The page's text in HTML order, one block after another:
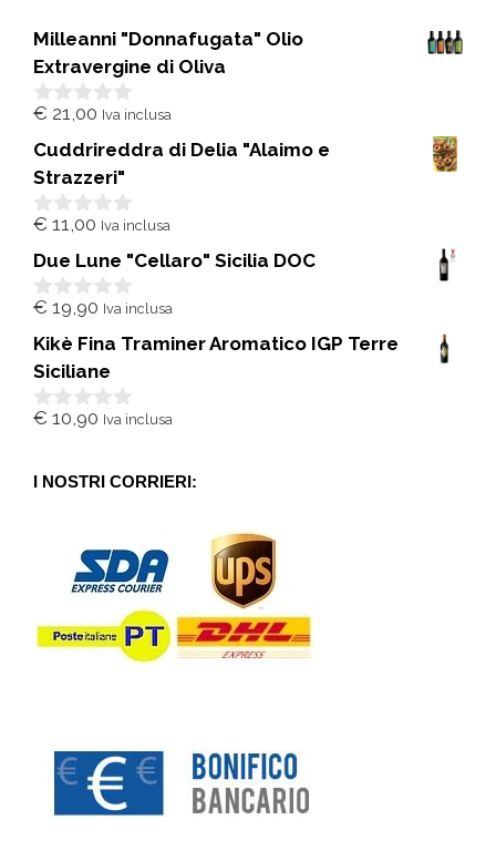
Milleanni "Donnafugata" Olio
Extravergine di Oliva
0
u
5
€ 21,00 Iva inclusa
Cuddrireddra di Delia "Alaimo e
Strazzeri"
0
u
5
€ 11,00 Iva inclusa
Due Lune "Cellaro" Sicilia DOC
0
u
5
€ 19,90 Iva inclusa
Kikè Fina Traminer Aromatico IGP Terre
Siciliane
0
5
€ 10,90 Iva inclusa
I NOSTRI CORRIERI: